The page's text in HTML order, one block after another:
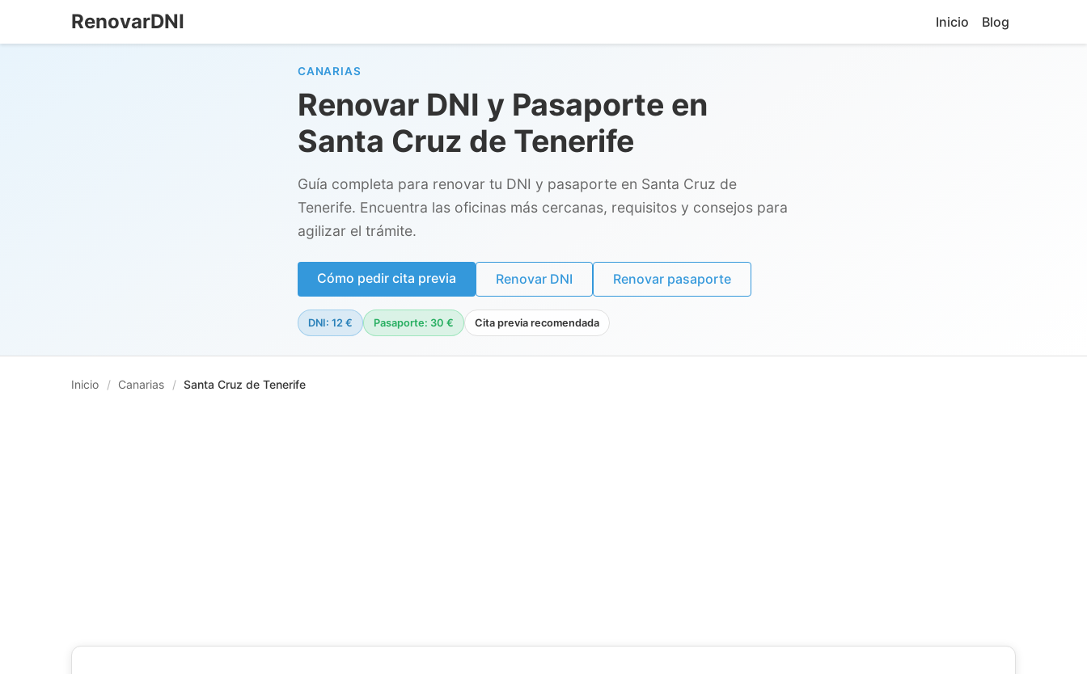
RenovarDNI Inicio Blog
CANARIAS
Renovar DNI y Pasaporte en
Santa Cruz de Tenerife
Guía completa para renovar tu DNI y pasaporte en Santa Cruz de
Tenerife. Encuentra las oficinas más cercanas, requisitos y consejos para
agilizar el trámite.
Cómo pedir cita previa Renovar DNI Renovar pasaporte
DNI: 12 € Pasaporte: 30 € Cita previa recomendada
Inicio / Canarias / Santa Cruz de Tenerife